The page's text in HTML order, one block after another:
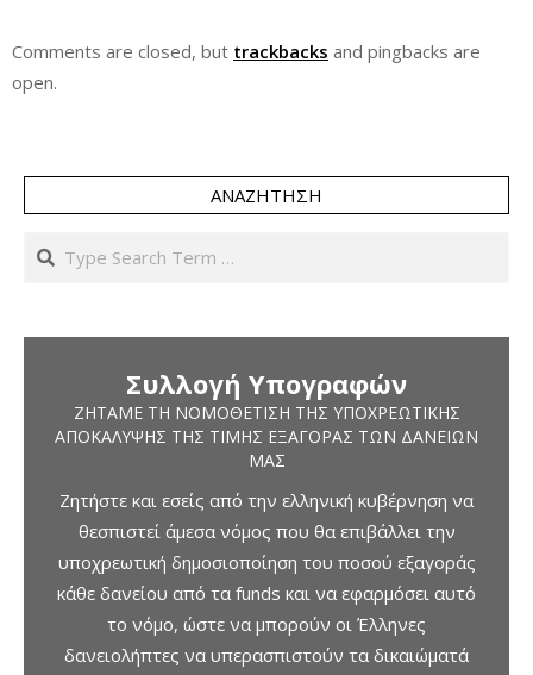
Comments are closed, but trackbacks and pingbacks are
open.
ΑΝΑΖΉΤΗΣΗ
Search
Συλλογή Υπογραφών
ΖΗΤΆΜΕ ΤΗ ΝΟΜΟΘΈΤΙΣΗ ΤΗΣ ΥΠΟΧΡΕΩΤΙΚΉΣ
ΑΠΟΚΆΛΥΨΗΣ ΤΗΣ ΤΙΜΉΣ ΕΞΑΓΟΡΆΣ ΤΩΝ ΔΑΝΕΊΩΝ
ΜΑΣ
Ζητήστε και εσείς από την ελληνική κυβέρνηση να
θεσπιστεί άμεσα νόμος που θα επιβάλλει την
υποχρεωτική δημοσιοποίηση του ποσού εξαγοράς
κάθε δανείου από τα funds και να εφαρμόσει αυτό
το νόμο, ώστε να μπορούν οι Έλληνες
δανειολήπτες να υπερασπιστούν τα δικαιώματά